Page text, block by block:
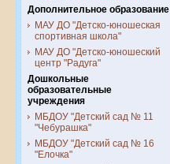
Дополнительное образование
МАУ ДО "Детско-юношеская
спортивная школа"
МАУ ДО "Детско-юношеский
центр "Радуга"
Дошкольные
образовательные
учреждения
МБДОУ "Детский сад № 11
"Чебурашка"
МБДОУ "Детский сад № 16
"Елочка"